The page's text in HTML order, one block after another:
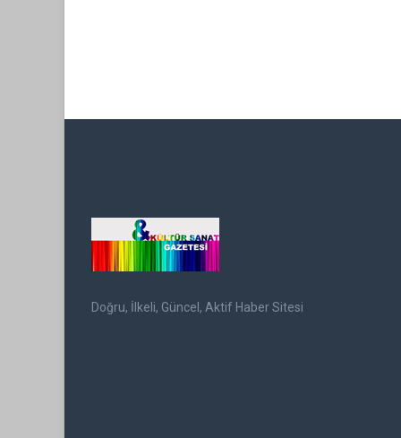
Doğru, İlkeli, Güncel, Aktif Haber Sitesi